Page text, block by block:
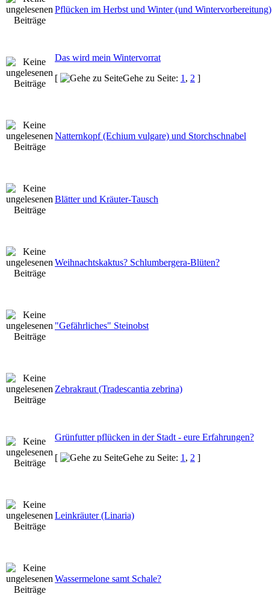
Pflücken im Herbst und Winter (und Wintervorbereitung)
Das wird mein Wintervorrat
[
Gehe zu Seite: 1 , 2 ]
Natternkopf (Echium vulgare) und Storchschnabel
Blätter und Kräuter-Tausch
Weihnachtskaktus? Schlumbergera-Blüten?
"Gefährliches" Steinobst
Zebrakraut (Tradescantia zebrina)
Grünfutter pflücken in der Stadt - eure Erfahrungen?
[
Gehe zu Seite: 1 , 2 ]
Leinkräuter (Linaria)
Wassermelone samt Schale?